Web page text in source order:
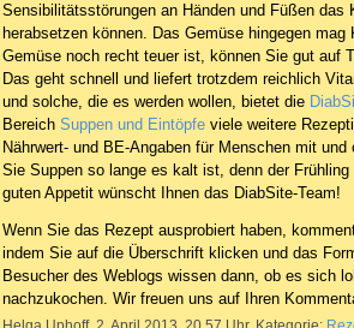
Sensibilitätsstörungen an Händen und Füßen das
herabsetzen können. Das Gemüse hingegen
Gemüse noch recht teuer ist, können Sie gut auf
Das geht schnell und liefert trotzdem reichlich
und solche, die es werden wollen, bietet die
Bereich Suppen und Eintöpfe viele weitere
Nährwert- und BE-Angaben für Menschen mit
Sie Suppen so lange es kalt ist, denn der
guten Appetit wünscht Ihnen das DiabSite-Team!
Wenn Sie das Rezept ausprobiert haben,
indem Sie auf die Überschrift klicken und das
Besucher des Weblogs wissen dann, ob es sich
nachzukochen. Wir freuen uns auf Ihren